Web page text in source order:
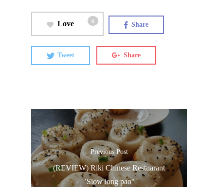
Love 0 Share
Tweet Share
Previous Post
(REVIEW) Riki Chinese Restuarant
"Siow long pao"